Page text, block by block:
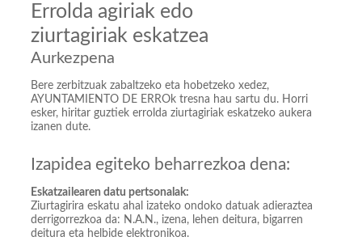
Errolda agiriak edo
ziurtagiriak eskatzea
Aurkezpena
Bere zerbitzuak zabaltzeko eta hobetzeko xedez,
AYUNTAMIENTO DE ERROk tresna hau sartu du. Horri
esker, hiritar guztiek errolda ziurtagiriak eskatzeko aukera
izanen dute.
Izapidea egiteko beharrezkoa dena:
Eskatzailearen datu pertsonalak:
Ziurtagirira eskatu ahal izateko ondoko datuak adieraztea
derrigorrezkoa da: N.A.N., izena, lehen deitura, bigarren
deitura eta helbide elektronikoa.